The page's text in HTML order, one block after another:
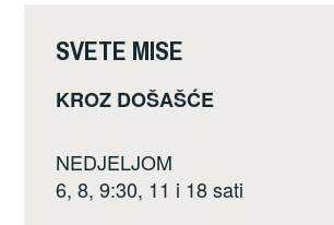
o
k
SVETE MISE
KROZ DOŠAŠĆE
NEDJELJOM
6, 8, 9:30, 11 i 18 sati